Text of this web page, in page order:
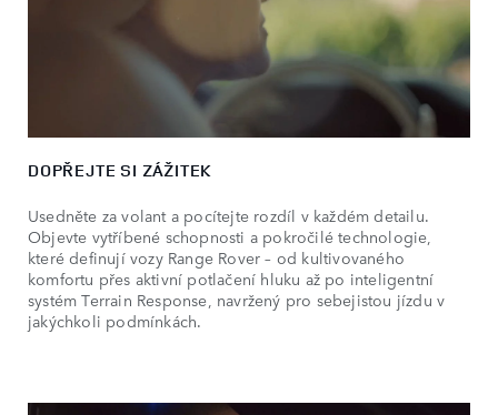
DOPŘEJTE SI ZÁŽITEK
Usedněte za volant a pocítejte rozdíl v každém detailu.
Objevte vytříbené schopnosti a pokročilé technologie,
které definují vozy Range Rover – od kultivovaného
komfortu přes aktivní potlačení hluku až po inteligentní
systém Terrain Response, navržený pro sebejistou jízdu v
jakýchkoli podmínkách.